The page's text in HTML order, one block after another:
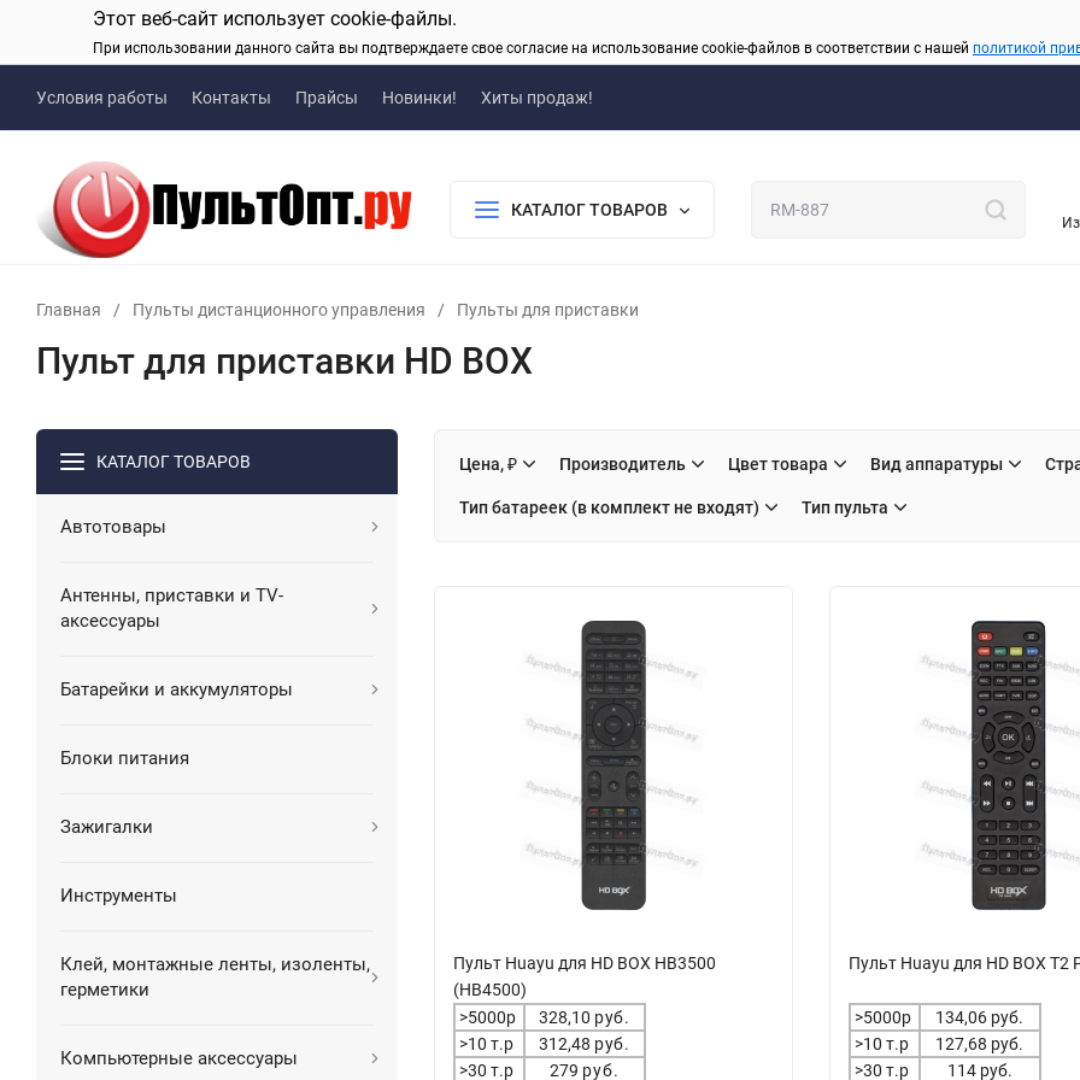
Этот веб-сайт использует cookie-файлы.
При использовании данного сайта вы подтверждаете свое согласие на использование cookie-файлов в соответствии с нашей политикой
Условия работы Контакты Прайсы Новинки! Хиты продаж!
КАТАЛОГ ТОВАРОВ
Главная / Пульты дистанционного управления / Пульты для приставки
Пульт для приставки HD BOX
КАТАЛОГ ТОВАРОВ
Автотовары
Антенны, приставки и TV-
аксессуары
Батарейки и аккумуляторы
Блоки питания
Зажигалки
Инструменты
Клей, монтажные ленты, изоленты,
герметики
Компьютерные аксессуары
Цена, ₽ Производитель Цвет товара Вид аппаратуры
Тип батареек (в комплект не входят) Тип пульта
Пульт Huayu для HD BOX HB3500
(HB4500)
>5000р
328,10 руб.
>10 т.р
312,48 руб.
>30 т.р
279 руб.
Пульт Huayu для HD BOX T2
>5000р
134,06 руб.
>10 т.р
127,68 руб.
>30 т.р
114 руб.